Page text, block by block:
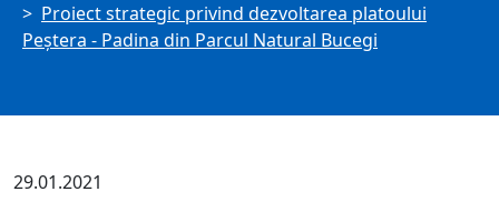
Proiect strategic privind dezvoltarea platoului
Peștera - Padina din Parcul Natural Bucegi
29.01.2021